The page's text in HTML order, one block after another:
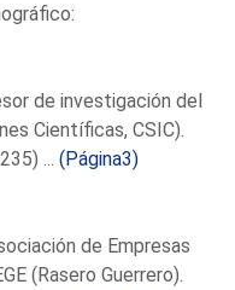
de investigación del
Científicas, CSIC).
...(Página3)
de Empresas
(Rasero Guerrero).